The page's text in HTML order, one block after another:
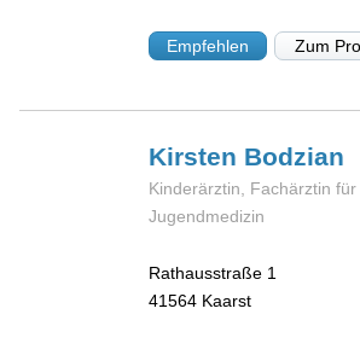
Empfehlen Zum
Kirsten Bodzian
Kinderärztin, Fachärztin
Jugendmedizin
Rathausstraße 1
41564 Kaarst